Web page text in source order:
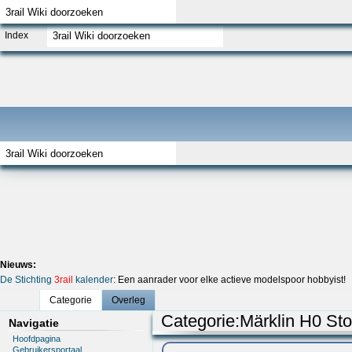
Index
Nieuws:
De Stichting 3rail kalender: Een aanrader voor elke actieve modelspoor hobbyist!
Categorie
Overleg
Navigatie
Hoofdpagina
Gebruikersportaal
Categorie:Märklin H0